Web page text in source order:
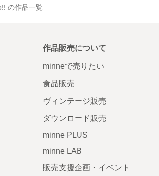
の作品一覧
作品販売について
minneで売りたい
食品販売
ヴィンテージ販売
ダウンロード販売
minne PLUS
minne LAB
販売支援企画・イベント